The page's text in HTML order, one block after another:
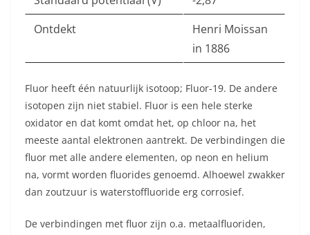
Ontdekt
Henri Moissan
in 1886
Fluor heeft één natuurlijk isotoop; Fluor-19. De andere
isotopen zijn niet stabiel. Fluor is een hele sterke
oxidator en dat komt omdat het, op chloor na, het
meeste aantal elektronen aantrekt. De verbindingen die
fluor met alle andere elementen, op neon en helium
na, vormt worden fluorides genoemd. Alhoewel zwakker
dan zoutzuur is waterstoffluoride erg corrosief.
De verbindingen met fluor zijn o.a. metaalfluoriden,